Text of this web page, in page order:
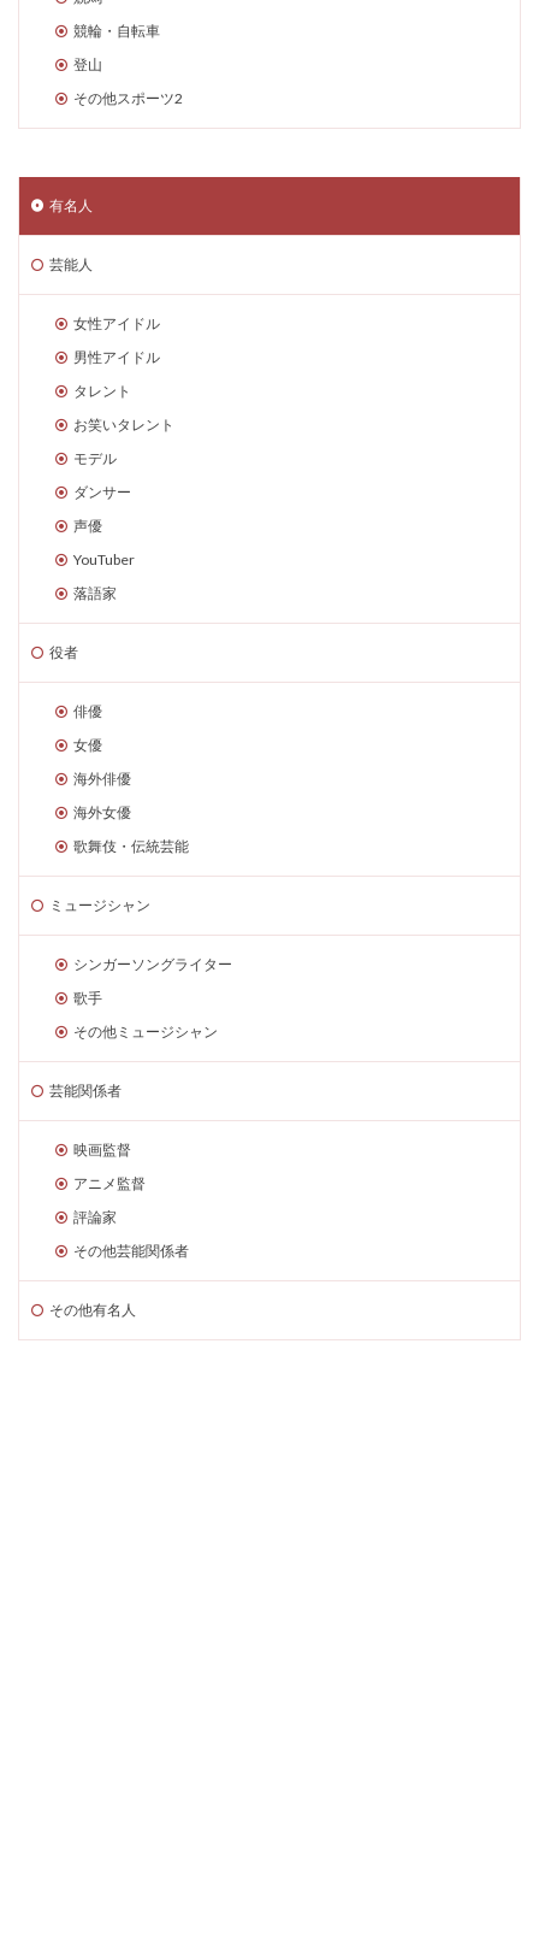
競輪・自転車
登山
その他スポーツ2
有名人
芸能人
女性アイドル
男性アイドル
タレント
お笑いタレント
モデル
ダンサー
声優
YouTuber
落語家
役者
俳優
女優
海外俳優
海外女優
歌舞伎・伝統芸能
ミュージシャン
シンガーソングライター
歌手
その他ミュージシャン
芸能関係者
映画監督
アニメ監督
評論家
その他芸能関係者
その他有名人